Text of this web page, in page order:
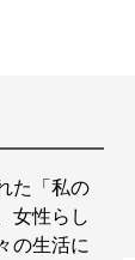
た「私の
女性らし
の生活に